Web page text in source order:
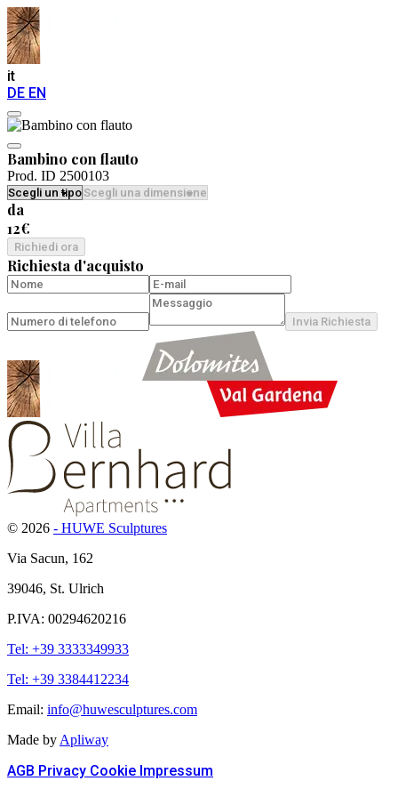
it
DE EN
Bambino con flauto
Prod. ID 2500103
da
12€
Richiedi ora
Richiesta d'acquisto
Invia Richiesta
© 2026 - HUWE Sculptures
Via Sacun, 162
39046, St. Ulrich
P.IVA: 00294620216
Tel: +39 3333349933
Tel: +39 3384412234
Email: info@huwesculptures.com
Made by Apliway
AGB Privacy Cookie Impressum